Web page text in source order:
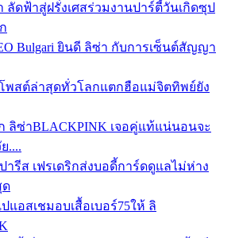
ลัดฟ้าสู่ฝรั่งเศสร่วมงานปาร์ตี้วันเกิดซุป
Bulgari ยินดี ลิซ่า กับการเซ็นต์สัญญา
พสต์ล่าสุดทั่วโลกแตกฮือแม่จิตทิพย์ยัง
ลิซ่าBLACKPINK เจอคู่แท้แน่นอนจะ
....
ารีส เฟรเดริกส่งบอดี้การ์ดดูแลไม่ห่าง
ด
แอสเชมอบเสื้อเบอร์75ให้ ลิ